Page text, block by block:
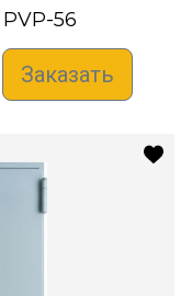
PVP-56
Заказать